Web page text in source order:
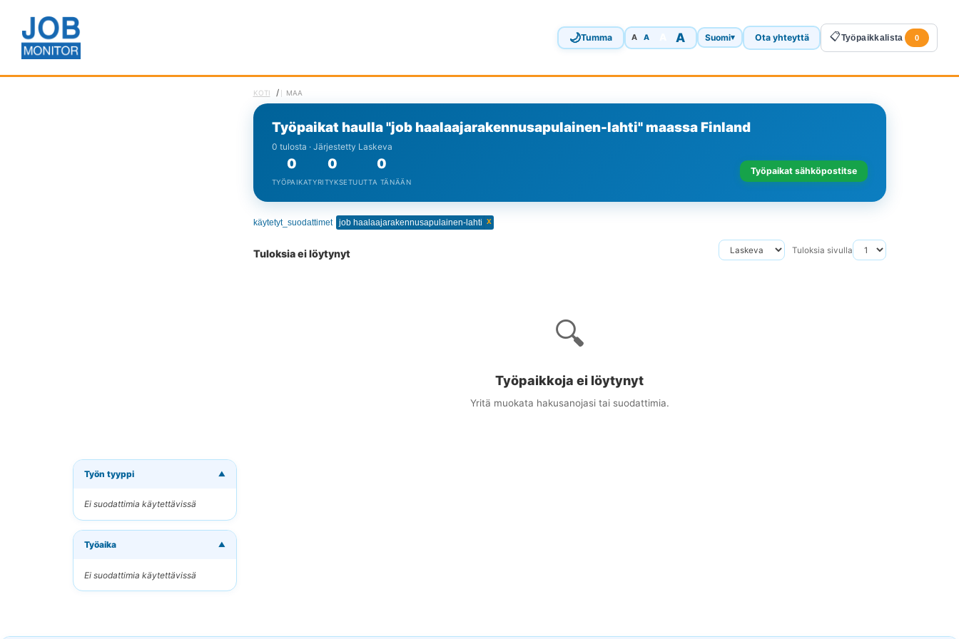
🌙Tumma A A A Suomi▾ Ota yhteyttä 📋Työpaikkalista 0
KOTI / MAA
Työpaikat haulla "job haalaajarakennusapulainen-lahti" maassa Finland
0 tulosta · Järjestetty Laskeva
0
TYÖPAIKAT
0
YRITYKSET
0
UUTTA TÄNÄÄN
Työpaikat sähköpostitse
käytetyt_suodattimet job haalaajarakennusapulainen-lahti x
Tuloksia ei löytynyt Tuloksia sivulla
🔍
Työpaikkoja ei löytynyt
Yritä muokata hakusanojasi tai suodattimia.
Työn tyyppi ▼
Ei suodattimia käytettävissä
Työaika ▼
Ei suodattimia käytettävissä